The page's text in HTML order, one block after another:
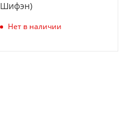
Шифэн)
Нет в наличии